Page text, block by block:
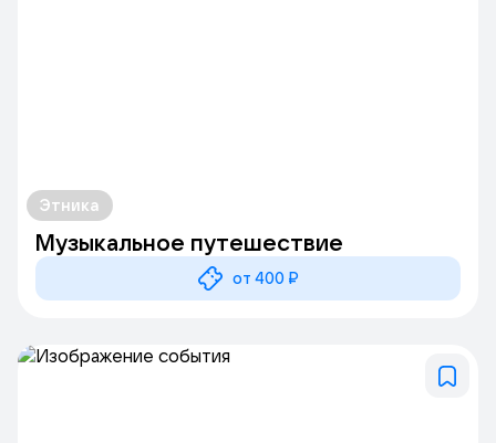
Этника
Музыкальное путешествие
от 400 ₽